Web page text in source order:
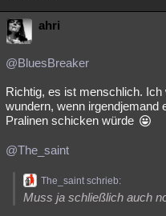
ahri
@BluesBreaker
Richtig, es ist menschlich.
wundern, wenn irgendjemand
Pralinen schicken würde
@The_saint
The_saint schrieb:
Muss ja schließlich auch